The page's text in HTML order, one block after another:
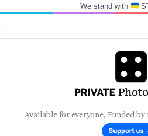
We stand with
Available for everyone, Funded